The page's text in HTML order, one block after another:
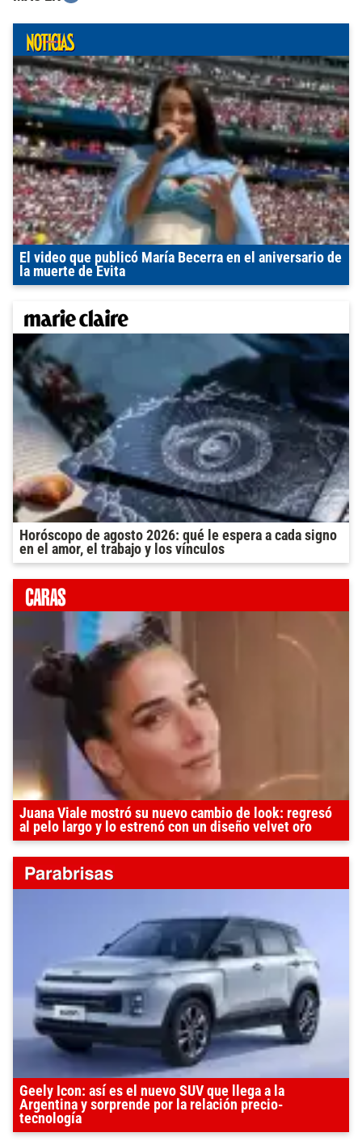
El video que publicó María Becerra en el aniversario de
la muerte de Evita
Horóscopo de agosto 2026: qué le espera a cada signo
en el amor, el trabajo y los vínculos
Juana Viale mostró su nuevo cambio de look: regresó
al pelo largo y lo estrenó con un diseño velvet oro
Geely Icon: así es el nuevo SUV que llega a la
Argentina y sorprende por la relación precio-
tecnología